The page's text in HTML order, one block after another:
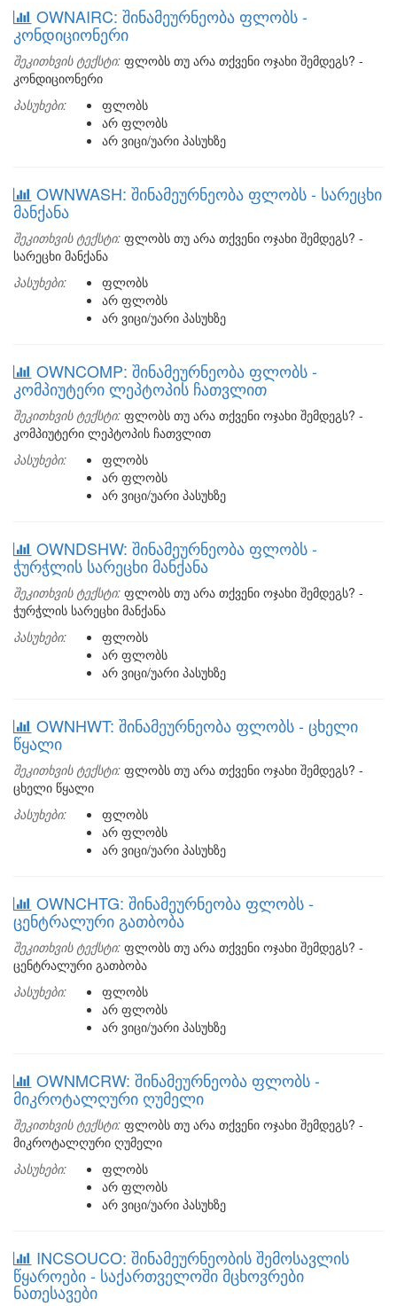
OWNAIRC: შინამეურნეობა ფლობს -
კონდიციონერი
შეკითხვის ტექსტი: ფლობს თუ არა თქვენი ოჯახი შემდეგს? -
კონდიციონერი
პასუხები:
ფლობს
არ ფლობს
არ ვიცი/უარი პასუხზე
OWNWASH: შინამეურნეობა ფლობს - სარეცხი
მანქანა
შეკითხვის ტექსტი: ფლობს თუ არა თქვენი ოჯახი შემდეგს? -
სარეცხი მანქანა
პასუხები:
ფლობს
არ ფლობს
არ ვიცი/უარი პასუხზე
OWNCOMP: შინამეურნეობა ფლობს -
კომპიუტერი ლეპტოპის ჩათვლით
შეკითხვის ტექსტი: ფლობს თუ არა თქვენი ოჯახი შემდეგს? -
კომპიუტერი ლეპტოპის ჩათვლით
პასუხები:
ფლობს
არ ფლობს
არ ვიცი/უარი პასუხზე
OWNDSHW: შინამეურნეობა ფლობს -
ჭურჭლის სარეცხი მანქანა
შეკითხვის ტექსტი: ფლობს თუ არა თქვენი ოჯახი შემდეგს? -
ჭურჭლის სარეცხი მანქანა
პასუხები:
ფლობს
არ ფლობს
არ ვიცი/უარი პასუხზე
OWNHWT: შინამეურნეობა ფლობს - ცხელი
წყალი
შეკითხვის ტექსტი: ფლობს თუ არა თქვენი ოჯახი შემდეგს? -
ცხელი წყალი
პასუხები:
ფლობს
არ ფლობს
არ ვიცი/უარი პასუხზე
OWNCHTG: შინამეურნეობა ფლობს -
ცენტრალური გათბობა
შეკითხვის ტექსტი: ფლობს თუ არა თქვენი ოჯახი შემდეგს? -
ცენტრალური გათბობა
პასუხები:
ფლობს
არ ფლობს
არ ვიცი/უარი პასუხზე
OWNMCRW: შინამეურნეობა ფლობს -
მიკროტალღური ღუმელი
შეკითხვის ტექსტი: ფლობს თუ არა თქვენი ოჯახი შემდეგს? -
მიკროტალღური ღუმელი
პასუხები:
ფლობს
არ ფლობს
არ ვიცი/უარი პასუხზე
INCSOUCO: შინამეურნეობის შემოსავლის
წყაროები - საქართველოში მცხოვრები
ნათესავები